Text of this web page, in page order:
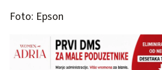
Foto: Epson